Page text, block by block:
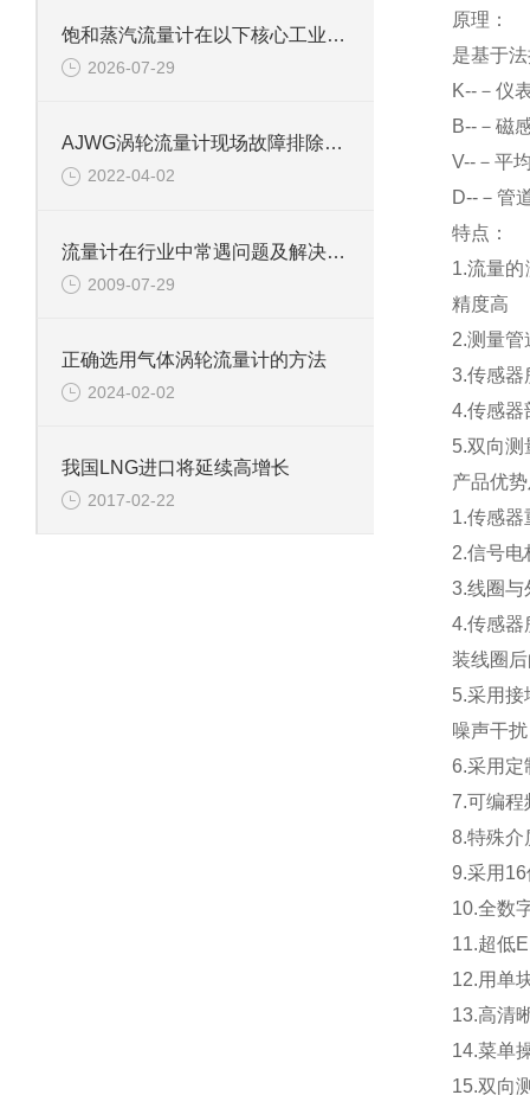
饱和蒸汽流量计在以下核心工业领域发挥着关键作用
2026-07-29
AJWG涡轮流量计现场故障排除方法
2022-04-02
流量计在行业中常遇问题及解决方案
2009-07-29
正确选用气体涡轮流量计的方法
2024-02-02
我国LNG进口将延续高增长
2017-02-22
原理：
是基于
K--－仪
B--－磁
V--－平
D--－管
特点：
1.流量的
精度高
2.测量管
3.传感器
4.传感器
5.双向测
产品优
1.传感器
2.信号电
3.线圈与
4.传感器
装线圈
5.采用接
噪声干
6.采用定
7.可编程
8.特殊介
9.采用
10.全数
11.超低
12.用单
13.高清
14.菜单
15.双向